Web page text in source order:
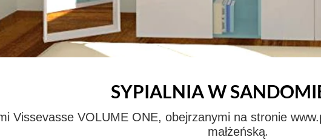
Vissevasse VOLUME ONE, obejrzanymi na stronie
małżeńską.
SYPIALNIA W